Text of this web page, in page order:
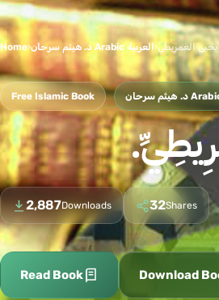
Home› د. هيثم سرحان Arabic العربية ›
Free Islamic Book
2,887Downloads 32Shares
Read Book Download